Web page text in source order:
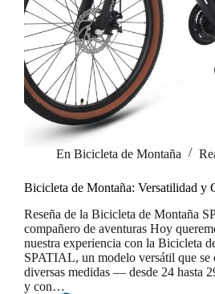
En Bicicleta de Montaña
Bicicleta de Montaña: Versatilidad y
Reseña de la Bicicleta de Montaña
compañero de aventuras Hoy
nuestra experiencia con la Bicicleta
SPATIAL, un modelo versátil que se
diversas medidas — desde 24 hasta
y con…